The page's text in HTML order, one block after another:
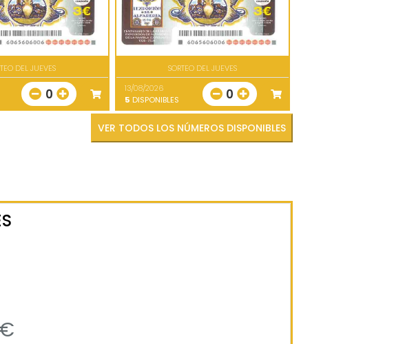
DEL JUEVES
0
SORTEO DEL JUEVES
13/08/2026
5 DISPONIBLES 0
VER TODOS LOS NÚMEROS DISPONIBLES